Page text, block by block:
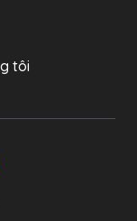
tôi